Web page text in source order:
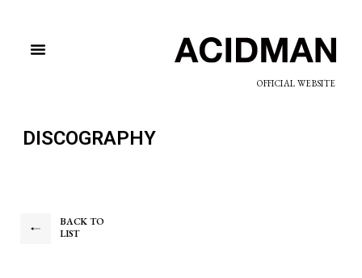
OFFICIAL WEBSITE
DISCOGRAPHY
BACK TO
LIST